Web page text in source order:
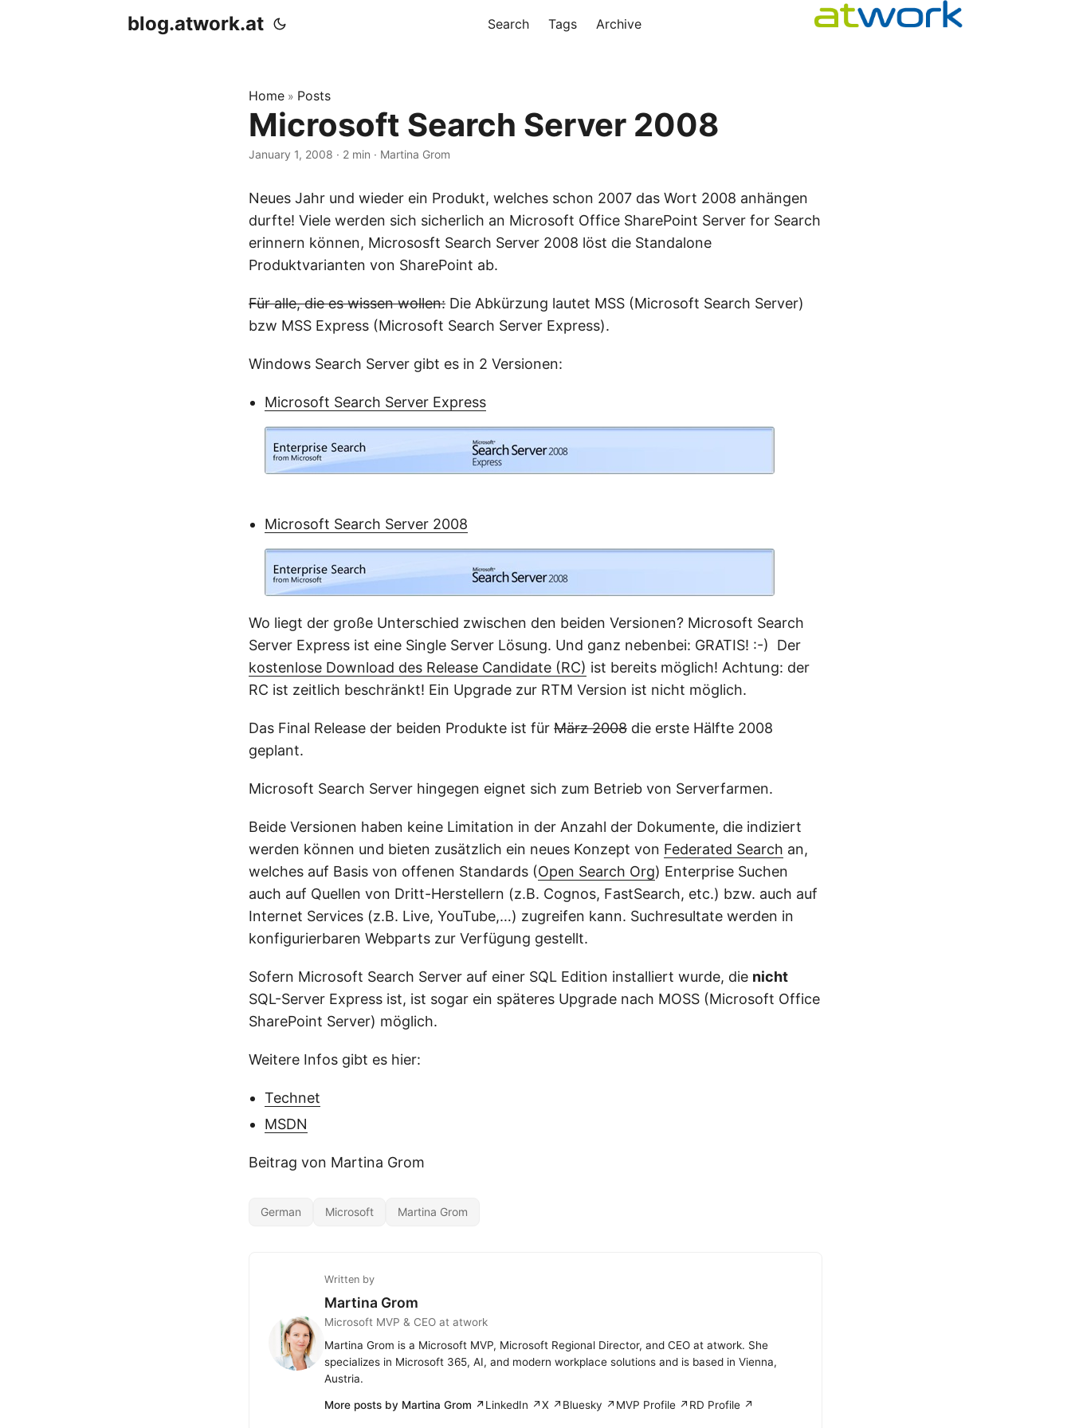
blog.atwork.at Search Tags Archive
Home » Posts
Microsoft Search Server 2008
January 1, 2008 · 2 min · Martina Grom
Neues Jahr und wieder ein Produkt, welches schon 2007 das Wort 2008 anhängen
durfte! Viele werden sich sicherlich an Microsoft Office SharePoint Server for Search
erinnern können, Micrososft Search Server 2008 löst die Standalone
Produktvarianten von SharePoint ab.
Für alle, die es wissen wollen: Die Abkürzung lautet MSS (Microsoft Search Server)
bzw MSS Express (Microsoft Search Server Express).
Windows Search Server gibt es in 2 Versionen:
Microsoft Search Server Express
Microsoft Search Server 2008
Wo liegt der große Unterschied zwischen den beiden Versionen? Microsoft Search
Server Express ist eine Single Server Lösung. Und ganz nebenbei: GRATIS! :-) Der
kostenlose Download des Release Candidate (RC) ist bereits möglich! Achtung: der
RC ist zeitlich beschränkt! Ein Upgrade zur RTM Version ist nicht möglich.
Das Final Release der beiden Produkte ist für März 2008 die erste Hälfte 2008
geplant.
Microsoft Search Server hingegen eignet sich zum Betrieb von Serverfarmen.
Beide Versionen haben keine Limitation in der Anzahl der Dokumente, die indiziert
werden können und bieten zusätzlich ein neues Konzept von Federated Search an,
welches auf Basis von offenen Standards (Open Search Org) Enterprise Suchen
auch auf Quellen von Dritt-Herstellern (z.B. Cognos, FastSearch, etc.) bzw. auch auf
Internet Services (z.B. Live, YouTube,…) zugreifen kann. Suchresultate werden in
konfigurierbaren Webparts zur Verfügung gestellt.
Sofern Microsoft Search Server auf einer SQL Edition installiert wurde, die nicht
SQL-Server Express ist, ist sogar ein späteres Upgrade nach MOSS (Microsoft Office
SharePoint Server) möglich.
Weitere Infos gibt es hier:
Technet
MSDN
Beitrag von Martina Grom
German Microsoft Martina Grom
Written by
Martina Grom
Microsoft MVP & CEO at atwork
Martina Grom is a Microsoft MVP, Microsoft Regional Director, and CEO at atwork. She
specializes in Microsoft 365, AI, and modern workplace solutions and is based in Vienna,
Austria.
More posts by Martina Grom ↗LinkedIn ↗X ↗ Bluesky ↗ MVP Profile ↗ RD Profile ↗